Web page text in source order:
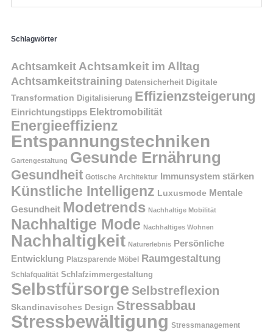
Schlagwörter
Achtsamkeit Achtsamkeit im Alltag
Achtsamkeitstraining Datensicherheit Digitale
Transformation Digitalisierung Effizienzsteigerung
Einrichtungstipps Elektromobilität
Energieeffizienz
Entspannungstechniken
Gartengestaltung Gesunde Ernährung
Gesundheit Gotische Architektur Immunsystem stärken
Künstliche Intelligenz Luxusmode Mentale
Gesundheit Modetrends Nachhaltige Mobilität
Nachhaltige Mode Nachhaltiges Wohnen
Nachhaltigkeit Naturerlebnis Persönliche
Entwicklung Platzsparende Möbel Raumgestaltung
Schlafqualität Schlafzimmergestaltung
Selbstfürsorge Selbstreflexion
Skandinavisches Design Stressabbau
Stressbewältigung Stressmanagement